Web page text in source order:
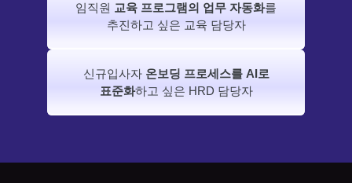
임직원 교육 프로그램의 업무 자동화를
추진하고 싶은 교육 담당자
신규입사자 온보딩 프로세스를 AI로
표준화하고 싶은 HRD 담당자